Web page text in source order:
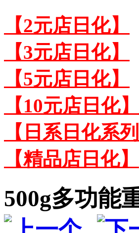
【2元店日化】
【3元店日化】
【5元店日化】
【10元店日化】
【日系日化系列
【精品店日化】
500g多功能